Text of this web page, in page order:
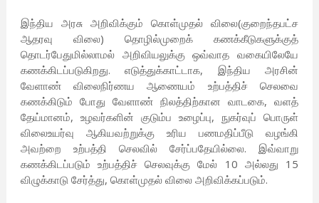
இந்திய அரசு அறிவிக்கும் கொள்முதல் விலை(குறைந்தபட்ச
ஆதரவு விலை) தொழில்முறைக் கணக்கீடுகளுக்குத்
தொடர்பேதுமில்லாமல் அறிவியலுக்கு ஒவ்வாத வகையிலேயே
கணக்கிடப்படுகிறது. எடுத்துக்காட்டாக, இந்திய அரசின்
வேளாண் விலைநிர்ணய ஆணையம் உற்பத்திச் செலவை
கணக்கிடும் போது வேளாண் நிலத்திற்கான வாடகை, வளத்
தேய்மானம், உழவர்களின் குடும்ப உழைப்பு, நுகர்வுப் பொருள்
விலைஉயர்வு ஆகியவற்றுக்கு உரிய பணமதிப்பீடு வழங்கி
அவற்றை உற்பத்தி செலவில் சேர்ப்பதேயில்லை. இவ்வாறு
கணக்கிடப்படும் உற்பத்திச் செலவுக்கு மேல் 10 அல்லது 15
விழுக்காடு சேர்த்து, கொள்முதல் விலை அறிவிக்கப்படும்.